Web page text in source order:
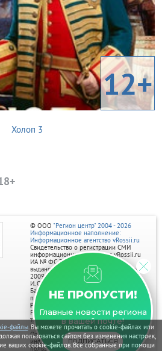
файлы. Вы можете прочитать о cookie-файлах или
пользоваться сайтом без изменения настроек,
ваших cookie-файлов. Все собранные при помощи
12+
Холоп 3
НЕ ПРОПУСТИ!
Главные новости региона
в вашей почте!
ПОДПИСАТЬСЯ
© ООО "Регион центр" 2004 - 2026
Информационное наполнение:
Информационное агентство vRossii.ru
Свидетельство о регистрации СМИ
информационного агентства vRossii.ru
ИА № ФС 77‑35502
выдано РОСКОМНАДЗОРом 04 марта
2009г.
И. О. Главного редактора Нарыков А. Н.
Баннеры на портале размещаются на
правах рекламы.
Реклама на портале:
Рекламное агентство "Умный маркетинг"
тел. 7-910-267-70-40,
email: umnyy.marketing@yandex.ru
Отдельные публикации могут содержать
информацию, не предназначенную для
пользователей до 18 лет.